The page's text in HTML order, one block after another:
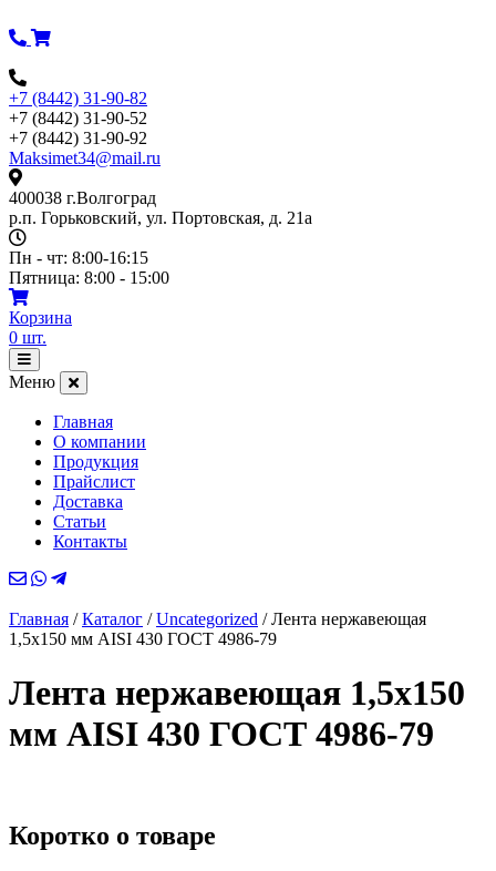
к
+7 (8442) 31-90-82
+7 (8442) 31-90-52
+7 (8442) 31-90-92
Maksimet34@mail.ru
400038 г.Волгоград
р.п. Горьковский, ул. Портовская, д. 21а
Пн - чт: 8:00-16:15
Пятница: 8:00 - 15:00
Корзина
0 шт.
Открыть
меню
Меню
Главная
О компании
Продукция
Прайслист
Доставка
Статьи
Контакты
Главная /Каталог /Uncategorized /Лента нержавеющая
1,5х150 мм AISI 430 ГОСТ 4986-79
Лента нержавеющая 1,5х150
мм AISI 430 ГОСТ 4986-79
Коротко о товаре